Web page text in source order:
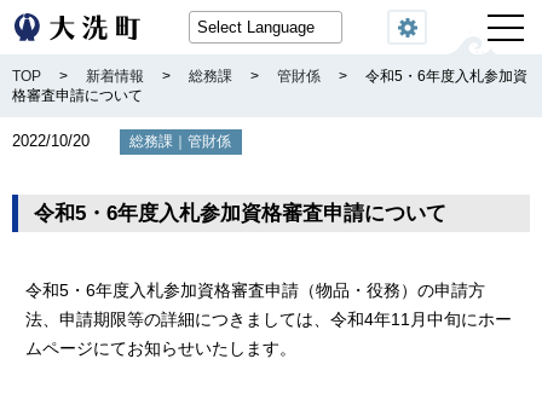
閲覧機能
TOP > 新着情報 > 総務課 > 管財係 >
令和5・6年度入札参加資
格審査申請について
2022/10/20 総務課 ｜管財係
令和5・6年度入札参加資格審査申請について
令和5・6年度入札参加資格審査申請（物品・役務）の申請方
法、申請期限等の詳細につきましては、令和4年11月中旬にホー
ムページにてお知らせいたします。